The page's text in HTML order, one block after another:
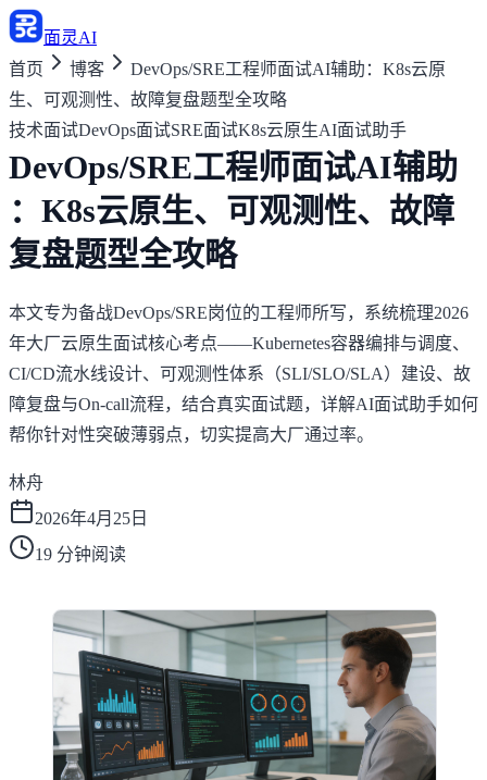
面灵AI
首页
博客
DevOps/SRE工程师面试AI辅助：K8s云原
生、可观测性、故障复盘题型全攻略
技术面试DevOps面试SRE面试K8s云原生AI面试助手
DevOps/SRE工程师面试AI辅助
：K8s云原生、可观测性、故障
复盘题型全攻略
本文专为备战DevOps/SRE岗位的工程师所写，系统梳理2026
年大厂云原生面试核心考点——Kubernetes容器编排与调度、
CI/CD流水线设计、可观测性体系（SLI/SLO/SLA）建设、故
障复盘与On-call流程，结合真实面试题，详解AI面试助手如何
帮你针对性突破薄弱点，切实提高大厂通过率。
林舟
2026年4月25日
19 分钟阅读